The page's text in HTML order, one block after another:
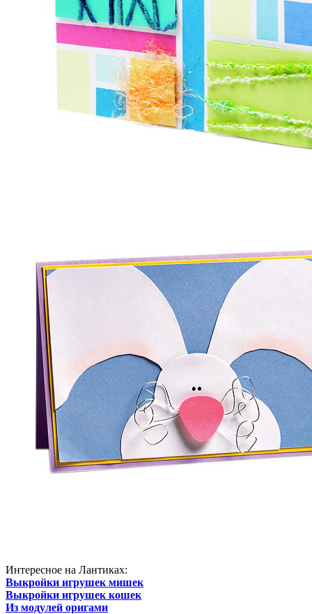
Интересное на Лантиках:
Выкройки игрушек мишек
Выкройки игрушек кошек
Из модулей оригами